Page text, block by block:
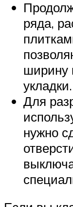
ряда,
ширину
укладки.
Для
нужно